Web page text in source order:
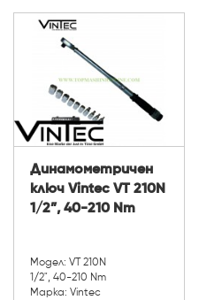
Динамометричен
ключ Vintec VT 210N
1/2”, 40-210 Nm
Модел: VT 210N
1/2", 40-210 Nm
Марка: Vintec